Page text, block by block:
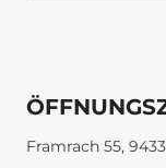
Framrach 55,